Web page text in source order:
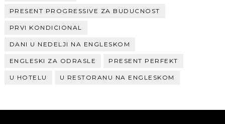
PRESENT PROGRESSIVE ZA BUDUCNOST
PRVI KONDICIONAL
DANI U NEDELJI NA ENGLESKOM
ENGLESKI ZA ODRASLE PRESENT PERFEKT
U HOTELU U RESTORANU NA ENGLESKOM